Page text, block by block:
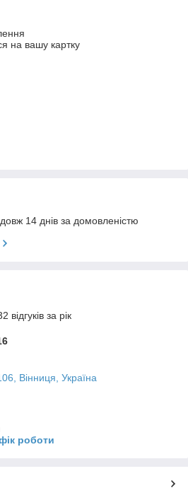
на вашу картку
14 днів за домовленістю
за рік
Вінниця, Україна
роботи